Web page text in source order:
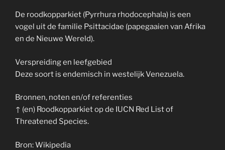
De roodkopparkiet (Pyrrhura rhodocephala) is een
vogel uit de familie Psittacidae (papegaaien van Afrika
en de Nieuwe Wereld).
Verspreiding en leefgebied
Deze soort is endemisch in westelijk Venezuela.
Bronnen, noten en/of referenties
↑ (en) Roodkopparkiet op de IUCN Red List of
Threatened Species.
Bron: Wikipedia